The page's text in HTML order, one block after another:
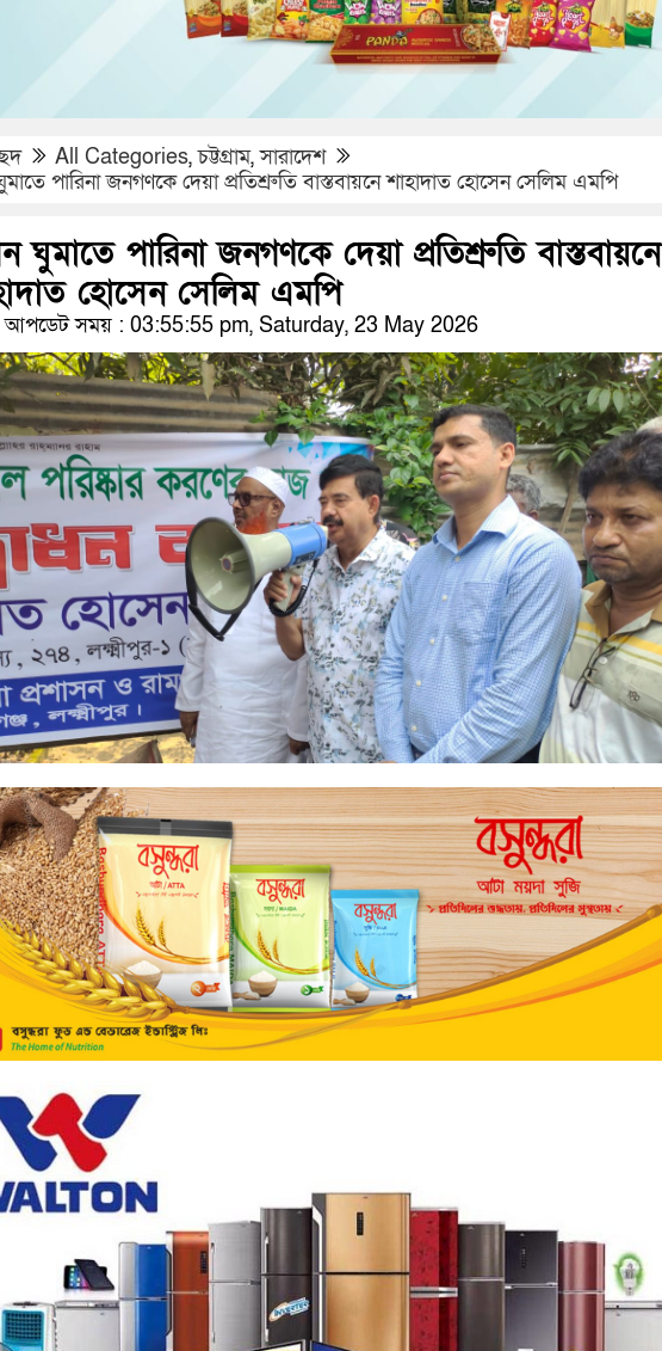
All Categories,চট্টগ্রাম,সারাদেশ
পারিনা জনগণকে দেয়া প্রতিশ্রুতি বাস্তবায়নে শাহাদাত হোসেন সেলিম এমপি
ঘুমাতে পারিনা জনগণকে দেয়া প্রতিশ্রুতি বাস্তবায়নে
হোসেন সেলিম এমপি
আপডেট সময় : 03:55:55 pm, Saturday, 23 May 2026